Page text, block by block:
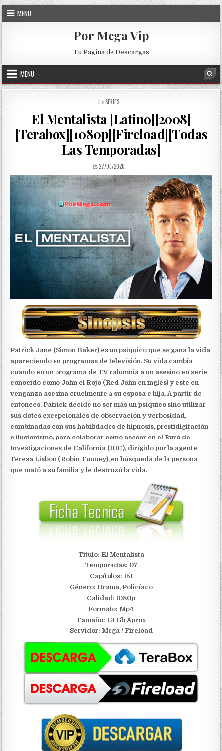
Skip to content
MENU
Por Mega Vip
Tu Pagina de Descargas
MENU
POSTED IN
SERIES
El Mentalista [Latino][2008]
[Terabox][1080p][Fireload][Todas
Las Temporadas]
PUBLISHED DATE:
27/06/2026
Patrick Jane (Simon Baker) es un psíquico que se gana la vida
apareciendo en programas de televisión. Su vida cambia
cuando en un programa de TV calumnia a un asesino en serie
conocido como John el Rojo (Red John en inglés) y este en
venganza asesina cruelmente a su esposa e hija. A partir de
entonces, Patrick decide no ser más un psíquico sino utilizar
sus dotes excepcionales de observación y verbosidad,
combinadas con sus habilidades de hipnosis, prestidigitación
e ilusionismo, para colaborar como asesor en el Buró de
Investigaciones de California (BIC), dirigido por la agente
Teresa Lisbon (Robin Tunney), en búsqueda de la persona
que mató a su familia y le destrozó la vida.
Titulo: El Mentalista
Temporadas: 07
Capítulos: 151
Género: Drama, Policíaco
Calidad: 1080p
Formato: Mp4
Tamaño: 1.3 Gb Aprox
Servidor: Mega / Fireload